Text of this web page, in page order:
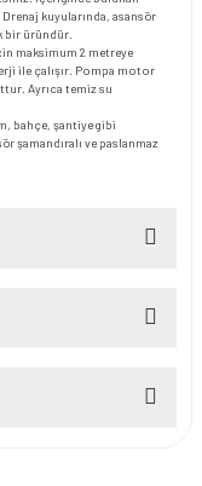
kuyularında, asansör
bir üründür.
maksimum 2 metreye
ile çalışır. Pompa motor
Ayrıca temiz su
bahçe, şantiye gibi
şamandıralı ve paslanmaz